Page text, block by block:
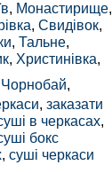
, Монастирище,
, Свидівок,
, Тальне,
, Христинівка,
Чорнобай,
, заказати
в черкасах,
бокс
, суші черкаси